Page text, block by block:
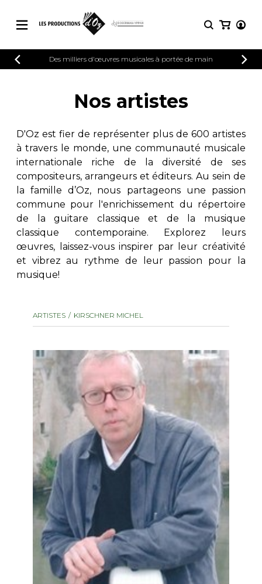
CATALOGUE
riche en œuvres originales et en
arrangements de qualité.
PARTITIONS POUR GUITARE
PARTITIONS POUR AUTRES
INSTRUMENTS
PARTITIONS POUR ENSEMBLES
CONNEXION
INSCRIPTION
Des milliers d'œuvres musicales à portée de main
riche en œuvres originales et en
arrangements de qualité.
2 guitares
3 guitares
4 guitares
5 guitares et plus
Ensemble de
Orchestre de guitares
Concerto pour
Guitare et un autre
Musique de chambre
Nos artistes
D'Oz est fier de représenter plus de 600 artistes
à travers le monde, une communauté musicale
internationale riche de la diversité de ses
compositeurs, arrangeurs et éditeurs. Au sein de
la famille d’Oz, nous partageons une passion
commune pour l'enrichissement du répertoire
de la guitare classique et de la musique
classique contemporaine. Explorez leurs
œuvres, laissez-vous inspirer par leur créativité
et vibrez au rythme de leur passion pour la
musique!
ARTISTES KIRSCHNER MICHEL